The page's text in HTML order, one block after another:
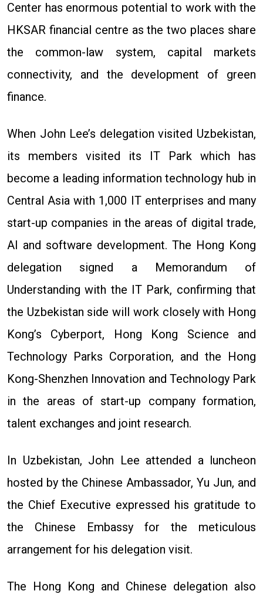
Center has enormous potential to work with the
HKSAR financial centre as the two places share
the common-law system, capital markets
connectivity, and the development of green
finance.
When John Lee’s delegation visited Uzbekistan,
its members visited its IT Park which has
become a leading information technology hub in
Central Asia with 1,000 IT enterprises and many
start-up companies in the areas of digital trade,
AI and software development. The Hong Kong
delegation signed a Memorandum of
Understanding with the IT Park, confirming that
the Uzbekistan side will work closely with Hong
Kong’s Cyberport, Hong Kong Science and
Technology Parks Corporation, and the Hong
Kong-Shenzhen Innovation and Technology Park
in the areas of start-up company formation,
talent exchanges and joint research.
In Uzbekistan, John Lee attended a luncheon
hosted by the Chinese Ambassador, Yu Jun, and
the Chief Executive expressed his gratitude to
the Chinese Embassy for the meticulous
arrangement for his delegation visit.
The Hong Kong and Chinese delegation also